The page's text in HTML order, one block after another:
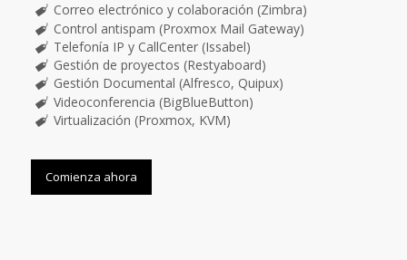
Correo electrónico y colaboración (Zimbra)
Control antispam (Proxmox Mail Gateway)
Telefonía IP y CallCenter (Issabel)
Gestión de proyectos (Restyaboard)
Gestión Documental (Alfresco, Quipux)
Videoconferencia (BigBlueButton)
Virtualización (Proxmox, KVM)
Comienza ahora